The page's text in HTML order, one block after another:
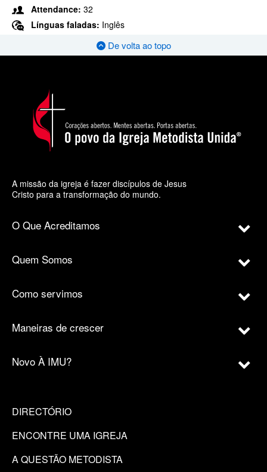
Attendance: 32
Línguas faladas: Inglês
De volta ao topo
A missão da igreja é fazer discípulos de Jesus
Cristo para a transformação do mundo.
O Que Acreditamos
Quem Somos
Como servimos
Maneiras de crescer
Novo À IMU?
DIRECTÓRIO
ENCONTRE UMA IGREJA
A QUESTÃO METODISTA